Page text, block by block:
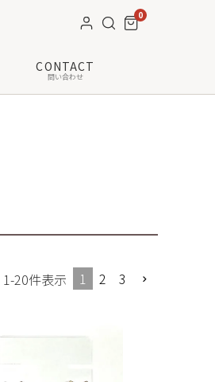
0
CONTACT
問い合わせ
1-20件表示 1 2 3